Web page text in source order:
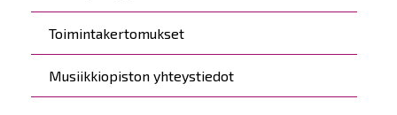
Toimintakertomukset
Musiikkiopiston yhteystiedot